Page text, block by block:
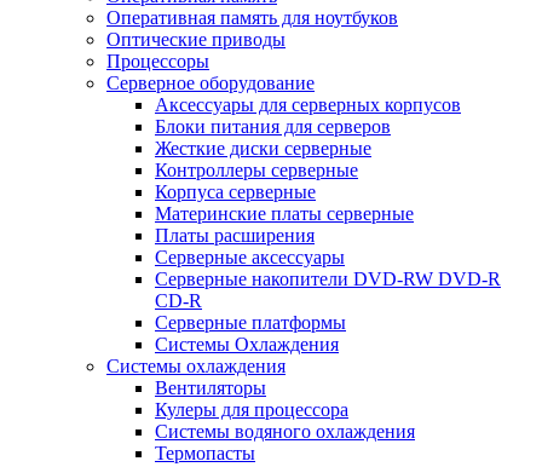
Оперативная память для ноутбуков
Оптические приводы
Процессоры
Серверное оборудование
Аксессуары для серверных корпусов
Блоки питания для серверов
Жесткие диски серверные
Контроллеры серверные
Корпуса серверные
Материнские платы серверные
Платы расширения
Серверные аксессуары
Серверные накопители DVD-RW DVD-R
CD-R
Серверные платформы
Системы Охлаждения
Системы охлаждения
Вентиляторы
Кулеры для процессора
Системы водяного охлаждения
Термопасты